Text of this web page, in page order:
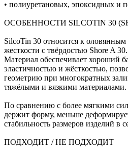
• полиуретановых, эпоксидных и
ОСОБЕННОСТИ SILCOTIN 30
SilcoTin 30 относится к
жесткости с твёрдостью Shore A 30.
Материал обеспечивает хороший
эластичностью и жёсткостью,
геометрию при многократных
тяжёлыми и вязкими материалами.
По сравнению с более мягкими
держит форму, меньше
стабильность размеров изделий в
ПОДХОДИТ / НЕ ПОДХОДИТ